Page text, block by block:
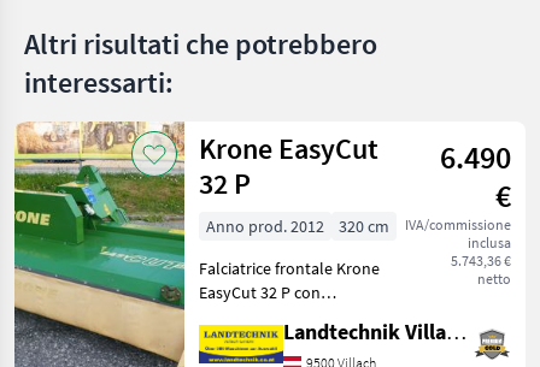
Fella
Mostra
tutti
36
MARKETPLACE
Marketplace
Offerte dei
rivenditori
Annunci
Altri risultati che potrebbero
interessarti:
Krone EasyCut
32 P
6.490
€
IVA/commissione
inclusa
5.743,36 €
netto
Anno prod. 2012
320 cm
Falciatrice frontale Krone
EasyCut 32 P con
dell'andana, supporto
Landtechnik Villach GmbH
9500 Villach